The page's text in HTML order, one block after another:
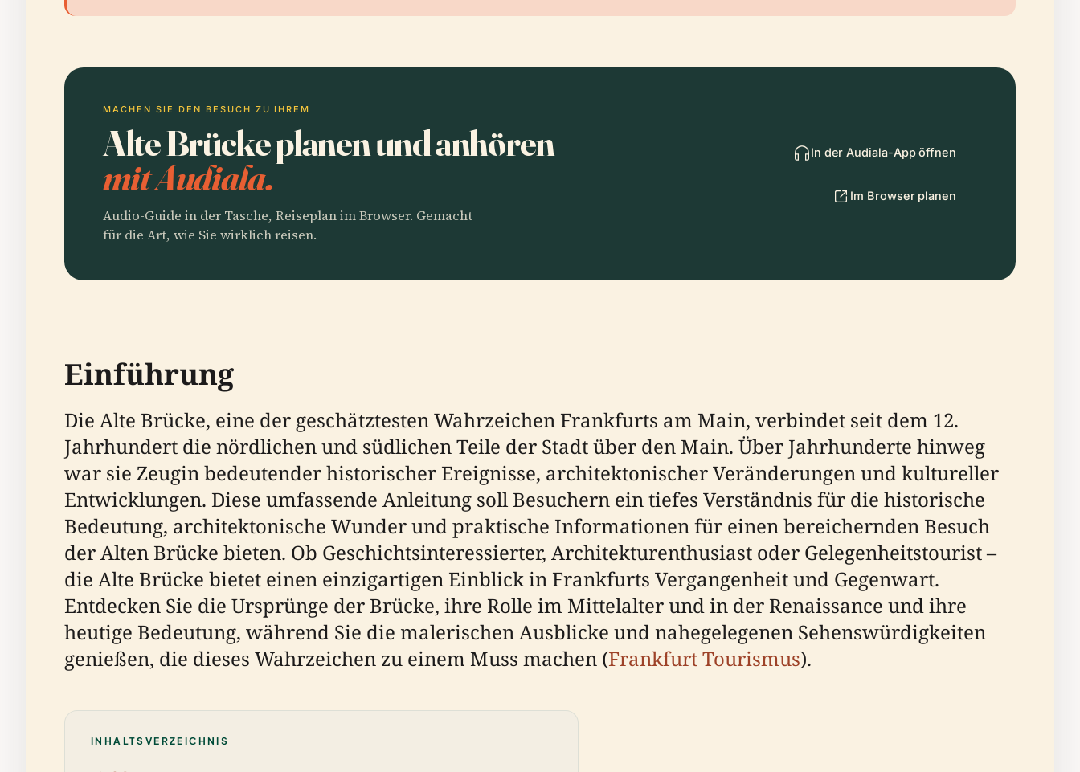
MACHEN SIE DEN BESUCH ZU IHREM
Alte Brücke planen und anhören
mit Audiala.
Audio-Guide in der Tasche, Reiseplan im Browser. Gemacht
für die Art, wie Sie wirklich reisen.
In der Audiala-App öffnen
Im Browser planen
Einführung
Die Alte Brücke, eine der geschätztesten Wahrzeichen Frankfurts am Main, verbindet seit dem 12.
Jahrhundert die nördlichen und südlichen Teile der Stadt über den Main. Über Jahrhunderte hinweg
war sie Zeugin bedeutender historischer Ereignisse, architektonischer Veränderungen und kultureller
Entwicklungen. Diese umfassende Anleitung soll Besuchern ein tiefes Verständnis für die historische
Bedeutung, architektonische Wunder und praktische Informationen für einen bereichernden Besuch
der Alten Brücke bieten. Ob Geschichtsinteressierter, Architekturenthusiast oder Gelegenheitstourist –
die Alte Brücke bietet einen einzigartigen Einblick in Frankfurts Vergangenheit und Gegenwart.
Entdecken Sie die Ursprünge der Brücke, ihre Rolle im Mittelalter und in der Renaissance und ihre
heutige Bedeutung, während Sie die malerischen Ausblicke und nahegelegenen Sehenswürdigkeiten
genießen, die dieses Wahrzeichen zu einem Muss machen (Frankfurt Tourismus).
INHALTSVERZEICHNIS